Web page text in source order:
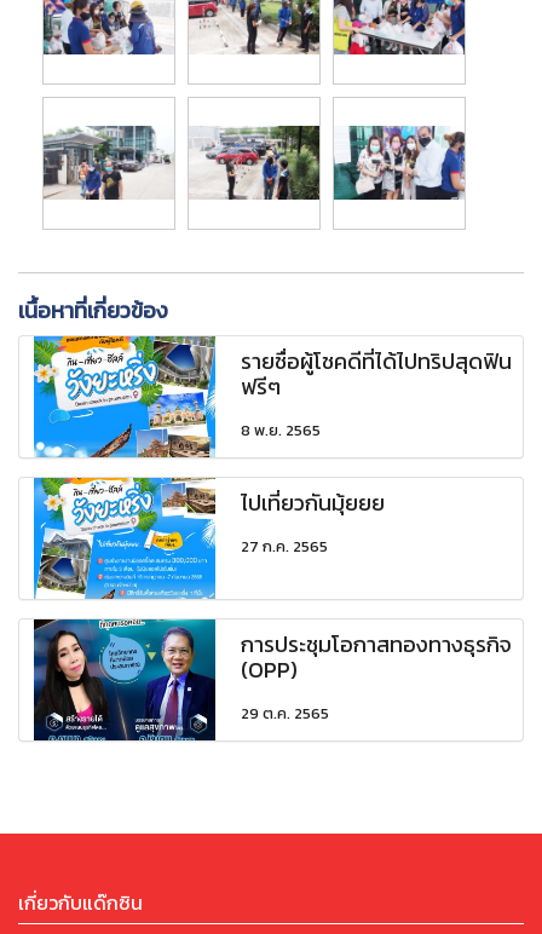
เนื้อหาที่เกี่ยวข้อง
รายชื่อผู้โชคดีที่ได้ไปทริปสุดฟิน
ฟรีๆ
8 พ.ย. 2565
ไปเที่ยวกันมุ้ยยย
27 ก.ค. 2565
การประชุมโอกาสทองทางธุรกิจ
(OPP)
29 ต.ค. 2565
เกี่ยวกับแด๊กซิน